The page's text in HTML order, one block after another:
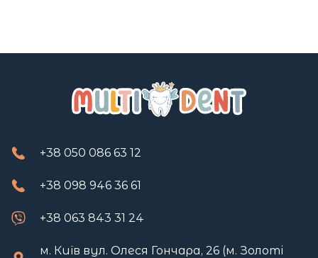
+38 050 086 63 12
+38 098 946 36 61
+38 063 843 31 24
м. Київ вул. Олеся Гончара, 26 (м. Золоті